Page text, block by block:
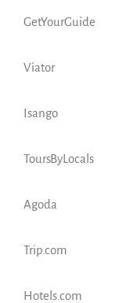
GetYourGuide
Viator
Isango
ToursByLocals
Agoda
Trip.com
Hotels.com